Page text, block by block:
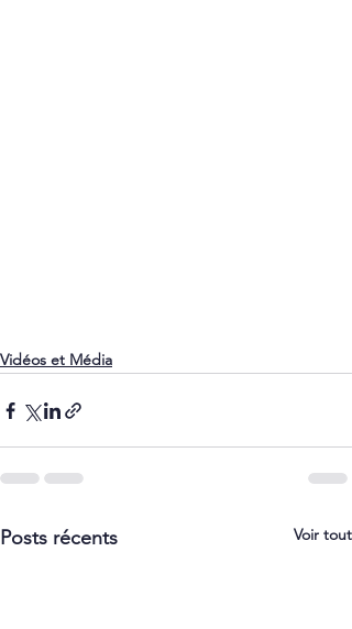
Vidéos et Média
Posts récents Voir tout